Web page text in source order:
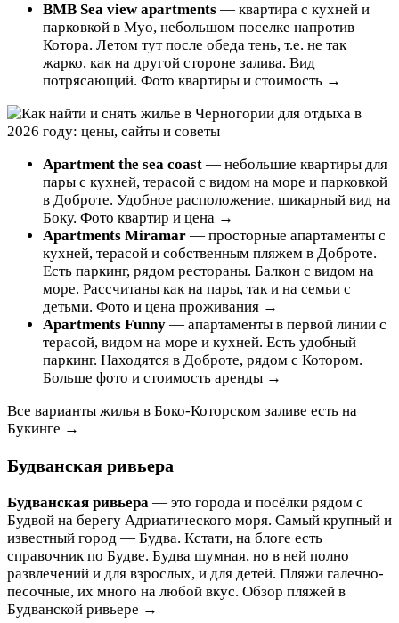
BMB Sea view apartments — квартира с кухней и
парковкой в Муо, небольшом поселке напротив
Котора. Летом тут после обеда тень, т.е. не так
жарко, как на другой стороне залива. Вид
потрясающий. Фото квартиры и стоимость →
Apartment the sea coast — небольшие квартиры для
пары с кухней, терасой с видом на море и парковкой
в Доброте. Удобное расположение, шикарный вид на
Боку. Фото квартир и цена →
Apartments Miramar — просторные апартаменты с
кухней, терасой и собственным пляжем в Доброте.
Есть паркинг, рядом рестораны. Балкон с видом на
море. Рассчитаны как на пары, так и на семьи с
детьми. Фото и цена проживания →
Apartments Funny — апартаменты в первой линии с
терасой, видом на море и кухней. Есть удобный
паркинг. Находятся в Доброте, рядом с Котором.
Больше фото и стоимость аренды →
Все варианты жилья в Боко-Которском заливе есть на
Букинге →
Будванская ривьера
Будванская ривьера — это города и посёлки рядом с
Будвой на берегу Адриатического моря. Самый крупный и
известный город — Будва. Кстати, на блоге есть
справочник по Будве. Будва шумная, но в ней полно
развлечений и для взрослых, и для детей. Пляжи галечно-
песочные, их много на любой вкус. Обзор пляжей в
Будванской ривьере →